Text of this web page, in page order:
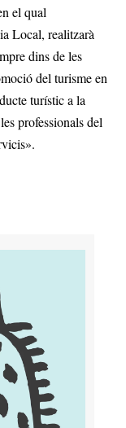
el qual
Local, realitzarà
dins de les
del turisme en
turístic a la
professionals del